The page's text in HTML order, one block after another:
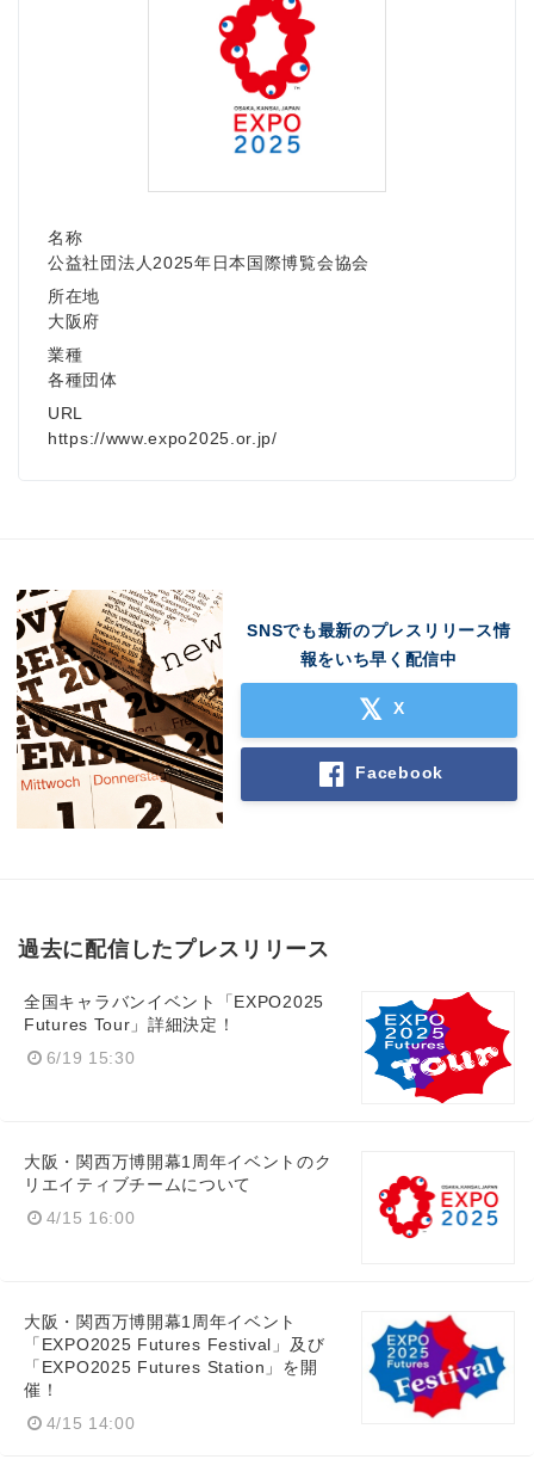
名称
公益社団法人2025年日本国際博覧会協会
所在地
大阪府
業種
各種団体
URL
https://www.expo2025.or.jp/
SNSでも最新のプレスリリース情
報をいち早く配信中
X
Facebook
過去に配信したプレスリリース
全国キャラバンイベント「EXPO2025
Futures Tour」詳細決定！
6/19 15:30
大阪・関西万博開幕1周年イベントのク
リエイティブチームについて
4/15 16:00
大阪・関西万博開幕1周年イベント
「EXPO2025 Futures Festival」及び
「EXPO2025 Futures Station」を開
催！
4/15 14:00